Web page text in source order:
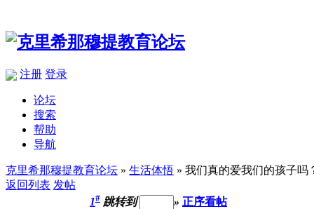
注册 登录
论坛
搜索
帮助
导航
克里希那穆提教育论坛 » 生活体悟 » 我们真的爱我们的孩子吗
返回列表 发帖
1# 跳转到 » 正序看帖